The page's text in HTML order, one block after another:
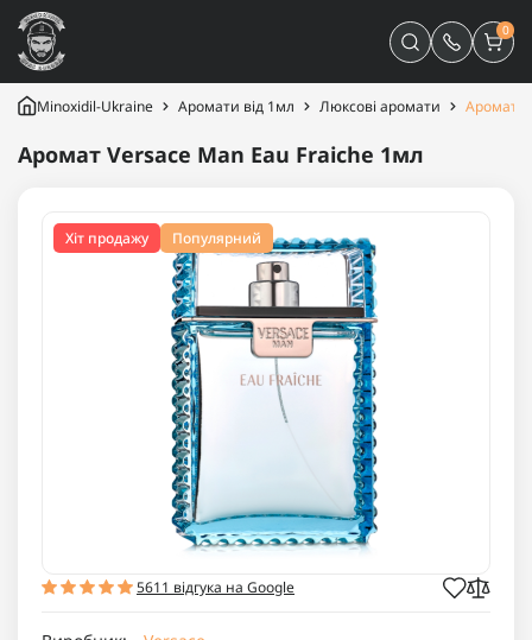
0
Minoxidil-Ukraine Аромати від 1мл Люксові аромати Аромат
Аромат Versace Man Eau Fraiche 1мл
Хіт продажу Популярний
5611 відгука на Google